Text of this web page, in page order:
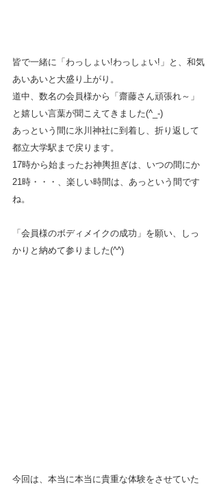
皆で一緒に「わっしょい!わっしょい!」と、和気
あいあいと大盛り上がり。
道中、数名の会員様から「齋藤さん頑張れ～」
と嬉しい言葉が聞こえてきました(^_-)
あっという間に氷川神社に到着し、折り返して
都立大学駅まで戻ります。
17時から始まったお神輿担ぎは、いつの間にか
21時・・・、楽しい時間は、あっという間です
ね。
「会員様のボディメイクの成功」を願い、しっ
かりと納めて参りました(^^)
今回は、本当に本当に貴重な体験をさせていた